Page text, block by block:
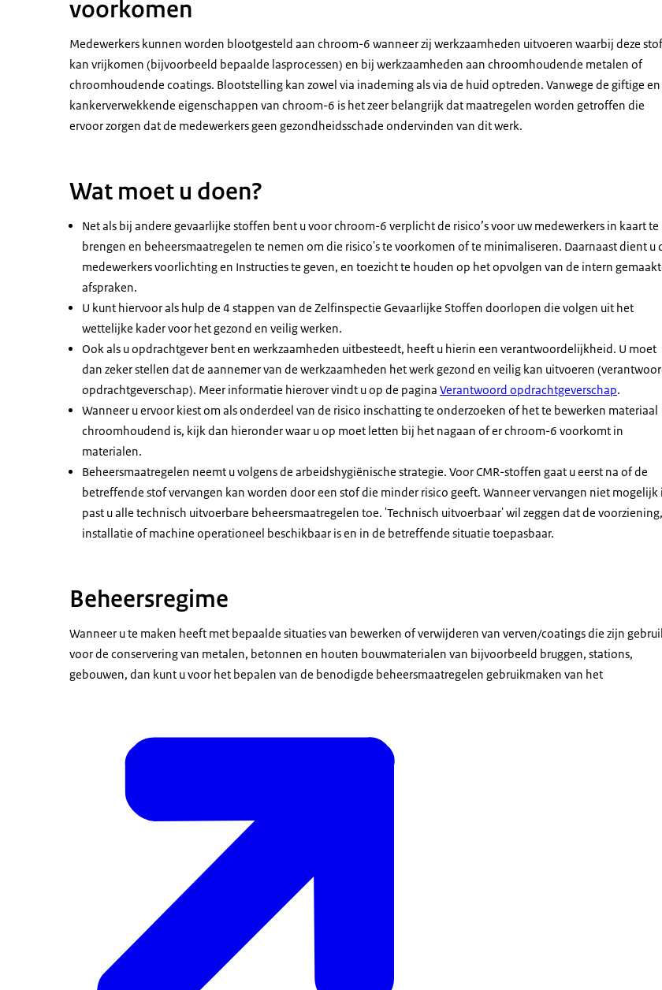
voorkomen
Medewerkers kunnen worden blootgesteld aan chroom-6 wanneer zij werkzaamheden uitvoeren waarbij deze stof
kan vrijkomen (bijvoorbeeld bepaalde lasprocessen) en bij werkzaamheden aan chroomhoudende metalen of
chroomhoudende coatings. Blootstelling kan zowel via inademing als via de huid optreden. Vanwege de giftige en
kankerverwekkende eigenschappen van chroom-6 is het zeer belangrijk dat maatregelen worden getroffen die
ervoor zorgen dat de medewerkers geen gezondheidsschade ondervinden van dit werk.
Wat moet u doen?
Net als bij andere gevaarlijke stoffen bent u voor chroom-6 verplicht de risico’s voor uw medewerkers in kaart te
brengen en beheersmaatregelen te nemen om die risico's te voorkomen of te minimaliseren. Daarnaast dient u
medewerkers voorlichting en Instructies te geven, en toezicht te houden op het opvolgen van de intern
afspraken.
U kunt hiervoor als hulp de 4 stappen van de Zelfinspectie Gevaarlijke Stoffen doorlopen die volgen uit het
wettelijke kader voor het gezond en veilig werken.
Ook als u opdrachtgever bent en werkzaamheden uitbesteedt, heeft u hierin een verantwoordelijkheid. U moet
dan zeker stellen dat de aannemer van de werkzaamheden het werk gezond en veilig kan uitvoeren
opdrachtgeverschap). Meer informatie hierover vindt u op de pagina Verantwoord opdrachtgeverschap.
Wanneer u ervoor kiest om als onderdeel van de risico inschatting te onderzoeken of het te bewerken materiaal
chroomhoudend is, kijk dan hieronder waar u op moet letten bij het nagaan of er chroom-6 voorkomt in
materialen.
Beheersmaatregelen neemt u volgens de arbeidshygiënische strategie. Voor CMR-stoffen gaat u eerst na of de
betreffende stof vervangen kan worden door een stof die minder risico geeft. Wanneer vervangen niet mogelijk
past u alle technisch uitvoerbare beheersmaatregelen toe. 'Technisch uitvoerbaar' wil zeggen dat de voorziening,
installatie of machine operationeel beschikbaar is en in de betreffende situatie toepasbaar.
Beheersregime
Wanneer u te maken heeft met bepaalde situaties van bewerken of verwijderen van verven/coatings die zijn
voor de conservering van metalen, betonnen en houten bouwmaterialen van bijvoorbeeld bruggen, stations,
gebouwen, dan kunt u voor het bepalen van de benodigde beheersmaatregelen gebruikmaken van het